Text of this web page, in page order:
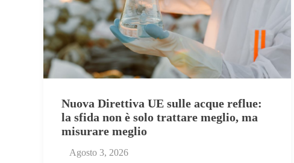
Nuova Direttiva UE sulle acque reflue:
la sfida non è solo trattare meglio, ma
misurare meglio
Agosto 3, 2026